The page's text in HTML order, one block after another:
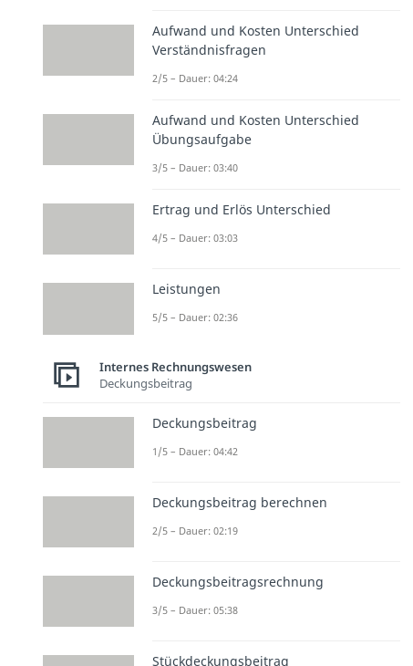
Aufwand und Kosten Unterschied
Verständnisfragen
2/5 – Dauer: 04:24
Aufwand und Kosten Unterschied
Übungsaufgabe
3/5 – Dauer: 03:40
Ertrag und Erlös Unterschied
4/5 – Dauer: 03:03
Leistungen
5/5 – Dauer: 02:36
Internes Rechnungswesen
Deckungsbeitrag
Deckungsbeitrag
1/5 – Dauer: 04:42
Deckungsbeitrag berechnen
2/5 – Dauer: 02:19
Deckungsbeitragsrechnung
3/5 – Dauer: 05:38
Stückdeckungsbeitrag